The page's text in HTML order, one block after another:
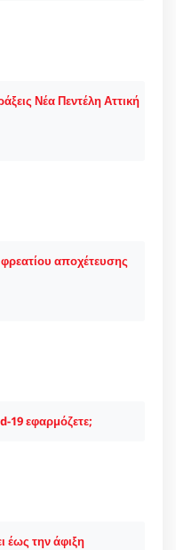
Νέα Πεντέλη Αττική
αποχέτευσης
19 εφαρμόζετε;
έως την άφιξη